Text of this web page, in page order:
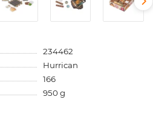
234462
Hurrican
166
950 g